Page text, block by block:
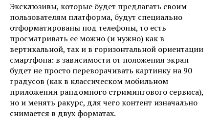
Эксклюзивы, которые будет предлагать своим
пользователям платформа, будут специально
отформатированы под телефоны, то есть
просматривать ее можно (и нужно) как в
вертикальной, так и в горизонтальной ориентации
смартфона: в зависимости от положения экран
будет не просто переворачивать картинку на 90
градусов (как в классическом мобильном
приложении рандомного стримингового сервиса),
но и менять ракурс, для чего контент изначально
снимается в двух форматах.